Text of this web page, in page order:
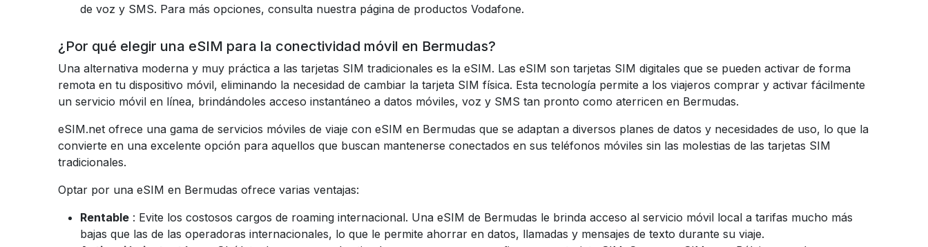
de voz y SMS. Para más opciones, consulta nuestra página de productos Vodafone.
¿Por qué elegir una eSIM para la conectividad móvil en Bermudas?
Una alternativa moderna y muy práctica a las tarjetas SIM tradicionales es la eSIM. Las eSIM son tarjetas SIM digitales que se pueden activar de forma
remota en tu dispositivo móvil, eliminando la necesidad de cambiar la tarjeta SIM física. Esta tecnología permite a los viajeros comprar y activar fácilmente
un servicio móvil en línea, brindándoles acceso instantáneo a datos móviles, voz y SMS tan pronto como aterricen en Bermudas.
eSIM.net ofrece una gama de servicios móviles de viaje con eSIM en Bermudas que se adaptan a diversos planes de datos y necesidades de uso, lo que la
convierte en una excelente opción para aquellos que buscan mantenerse conectados en sus teléfonos móviles sin las molestias de las tarjetas SIM
tradicionales.
Optar por una eSIM en Bermudas ofrece varias ventajas:
Rentable : Evite los costosos cargos de roaming internacional. Una eSIM de Bermudas le brinda acceso al servicio móvil local a tarifas mucho más
bajas que las de las operadoras internacionales, lo que le permite ahorrar en datos, llamadas y mensajes de texto durante su viaje.